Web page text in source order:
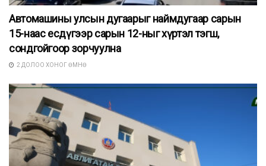
Автомашины улсын дугаарыг наймдугаар сарын
15-наас есдүгээр сарын 12-ныг хүртэл тэгш,
сондгойгоор зорчуулна
2 ДОЛОО ХОНОГ ӨМНӨ